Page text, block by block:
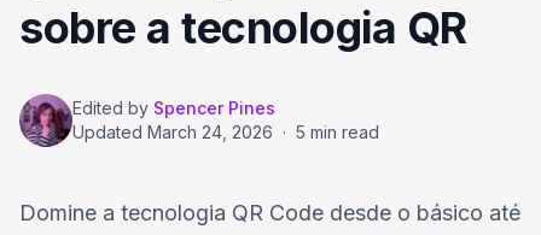
sobre a tecnologia QR
Edited by Spencer Pines
Updated March 24, 2026 · 5 min read
Domine a tecnologia QR Code desde o básico até